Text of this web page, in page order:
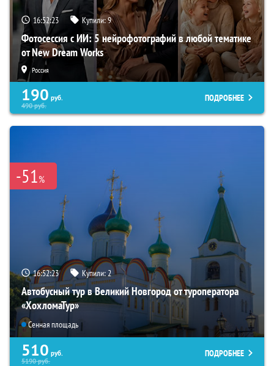
16:52:22 Купили:9
Фотосессия с ИИ: 5 нейрофотографий в любой тематике
от New Dream Works
Россия
190 руб.
490руб.
ПОДРОБНЕЕ
-51%
16:52:22 Купили:2
Автобусный тур в Великий Новгород от туроператора
«ХохломаТур»
Сенная площадь
510 руб.
5190руб.
ПОДРОБНЕЕ